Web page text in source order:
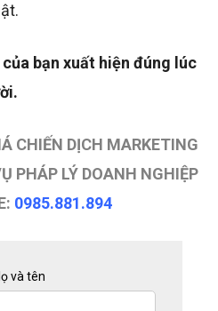
bạn xuất hiện đúng lúc
CHIẾN DỊCH MARKETING
PHÁP LÝ DOANH NGHIỆP
0985.881.894
và tên